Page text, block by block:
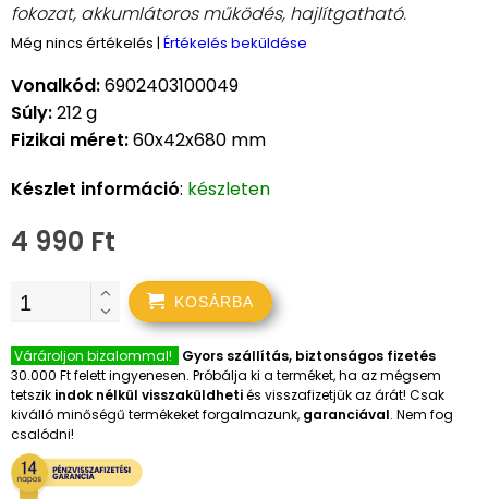
fokozat, akkumlátoros működés, hajlítgatható.
Még nincs értékelés | Értékelés beküldése
Vonalkód:6902403100049
Súly:212 g
Fizikai méret:60x42x680 mm
Készlet információ: készleten
4 990 Ft
KOSÁRBA
Várároljon bizalommal!
Gyors szállítás, biztonságos fizetés
30.000 Ft felett ingyenesen. Próbálja ki a terméket, ha az mégsem
tetszik indok nélkül visszaküldhetiés visszafizetjük az árát! Csak
kiválló minőségű termékeket forgalmazunk, garanciával. Nem fog
csalódni!